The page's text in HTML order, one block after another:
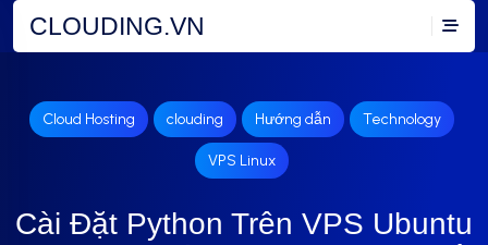
CLOUDING.VN
Cloud Hosting clouding Hướng dẫn Technology
VPS Linux
Cài Đặt Python Trên VPS Ubuntu